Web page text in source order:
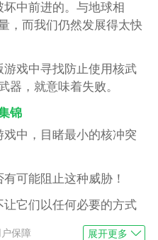
中前进的。与地球相
，而我们仍然发展得太快
戏中寻找防止使用核武
器，就意味着失败。
锦
中，目睹最小的核冲突
可能阻止这种威胁！
它们以任何必要的方式
户保障 展开更多